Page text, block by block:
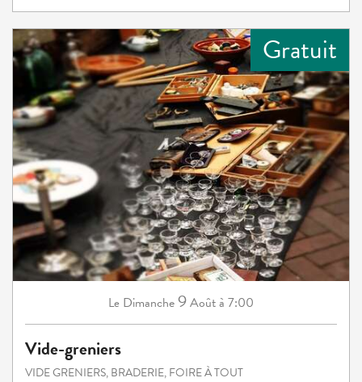
Gratuit
Le Dimanche9Aoûtà 7:00
Vide-greniers
VIDE GRENIERS, BRADERIE, FOIRE À TOUT